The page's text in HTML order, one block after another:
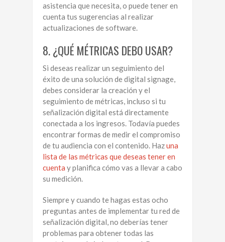
asistencia que necesita, o puede tener en
cuenta tus sugerencias al realizar
actualizaciones de software.
8. ¿QUÉ MÉTRICAS DEBO USAR?
Si deseas realizar un seguimiento del
éxito de una solución de digital signage,
debes considerar la creación y el
seguimiento de métricas, incluso si tu
señalización digital está directamente
conectada a los ingresos. Todavía puedes
encontrar formas de medir el compromiso
de tu audiencia con el contenido. Hazuna
lista de las métricas que deseas tener en
cuenta y planifica cómo vas a llevar a cabo
su medición.
Siempre y cuando te hagas estas ocho
preguntas antes de implementar tu red de
señalización digital, no deberías tener
problemas para obtener todas las